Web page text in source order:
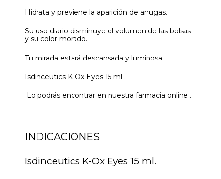
Hidrata y previene la aparición de arrugas.
Su uso diario disminuye el volumen de las bolsas
y su color morado.
Tu mirada estará descansada y luminosa.
Isdinceutics K-Ox Eyes 15 ml .
Lo podrás encontrar en nuestra farmacia online .
INDICACIONES
Isdinceutics K-Ox Eyes 15 ml.